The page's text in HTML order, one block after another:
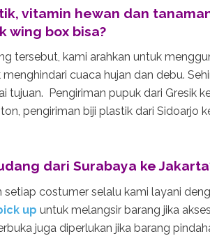
vitamin hewan dan
wing box bisa?
tersebut, kami arahkan untuk
cuaca hujan dan debu.
tujuan. Pengiriman pupuk dari Gresik
pengiriman biji plastik dari Sidoarjo
dari Surabaya ke
costumer selalu kami layani
up untuk melangsir barang jika
juga diperlukan jika barang